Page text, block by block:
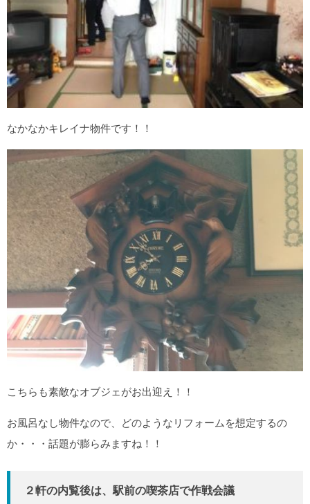
なかなかキレイナ物件です！！
こちらも素敵なオブジェがお出迎え！！
お風呂なし物件なので、どのようなリフォームを想定するの
か・・・話題が膨らみますね！！
２軒の内覧後は、駅前の喫茶店で作戦会議